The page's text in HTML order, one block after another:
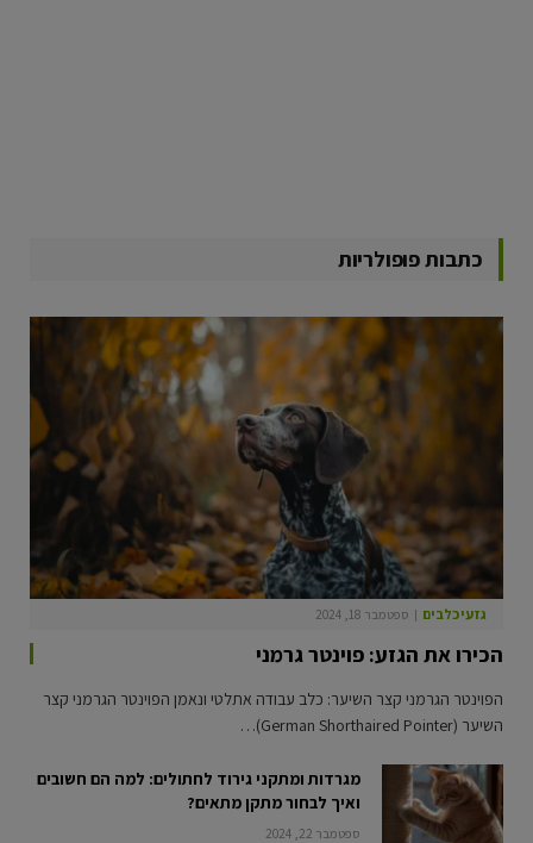
כתבות פופולריות
גזעי כלבים ספטמבר 18, 2024
הכירו את הגזע: פוינטר גרמני
הפוינטר הגרמני קצר השיער: כלב עבודה אתלטי ונאמן הפוינטר הגרמני קצר
השיער (German Shorthaired Pointer)…
מגרדות ומתקני גירוד לחתולים: למה הם חשובים
ואיך לבחור מתקן מתאים?
ספטמבר 22, 2024